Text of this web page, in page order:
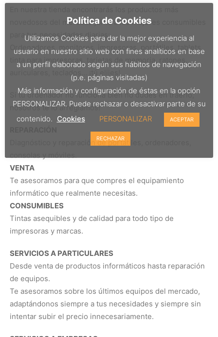
novedosos del mercado junto a los mejores consumibles
para tus necesidades diarias:
Ordenadores, monitores, impresoras, portátiles, tablets,
tinta para impresoras, tarjetas de memoria, ratones,
auriculares, teclados… ¡tú elijes!
Si tu ordenador no funciona bien no dudes en traerlo,
nosotros te lo arreglamos!
Diagnóstico y reparación de portátiles, ordenadores,
VENTA
Te asesoramos para que compres el equipamiento
informático que realmente necesitas.
CONSUMIBLES
Tintas asequibles y de calidad para todo tipo de
impresoras y marcas.
SERVICIOS A PARTICULARES
Desde venta de productos informáticos hasta reparación
de equipos.
Te asesoramos sobre los últimos equipos del mercado,
adaptándonos siempre a tus necesidades y siempre sin
intentar subir el precio innecesariamente.
Política de Cookies
Utilizamos Cookies para dar la mejor experiencia al
usuario en nuestro sitio web con fines analíticos en base
a un perfil elaborado según sus hábitos de navegación
(p.e. páginas visitadas)
Más información y configuración de éstas en la opción
PERSONALIZAR. Puede rechazar o desactivar parte de su
contenido. Cookies PERSONALIZAR ACEPTAR
RECHAZAR